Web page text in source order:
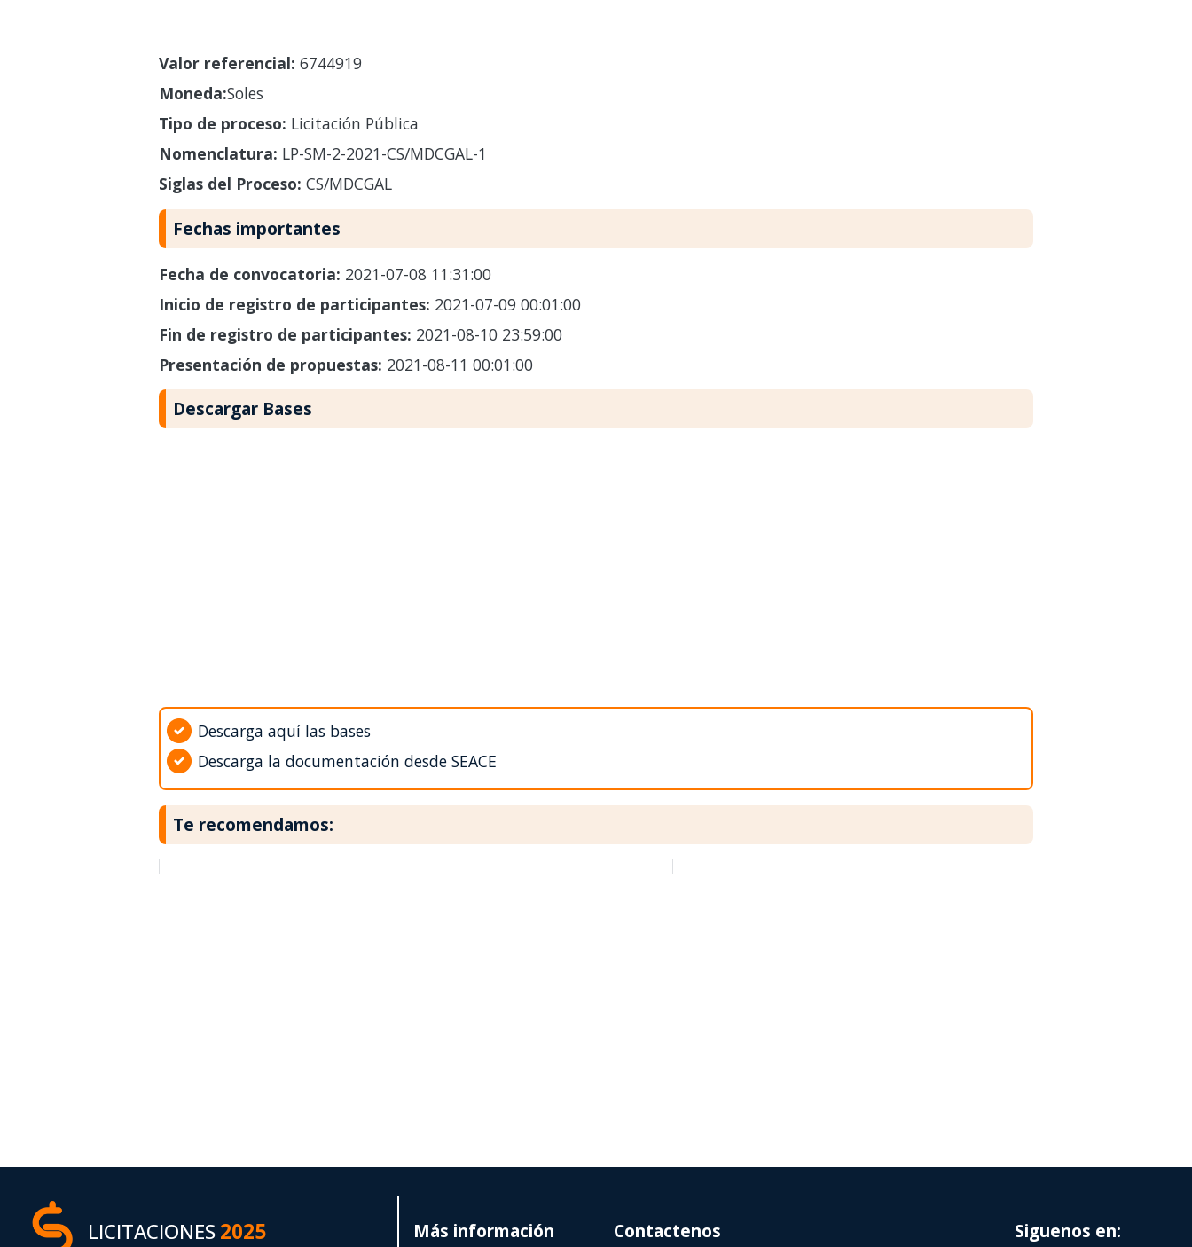
Valor referencial: 6744919
Moneda:Soles
Tipo de proceso: Licitación Pública
Nomenclatura: LP-SM-2-2021-CS/MDCGAL-1
Siglas del Proceso: CS/MDCGAL
Fechas importantes
Fecha de convocatoria: 2021-07-08 11:31:00
Inicio de registro de participantes: 2021-07-09 00:01:00
Fin de registro de participantes: 2021-08-10 23:59:00
Presentación de propuestas: 2021-08-11 00:01:00
Descargar Bases
Descarga aquí las bases
Descarga la documentación desde SEACE
Te recomendamos:
LICITACIONES2025 Más información Contactenos Siguenos en: